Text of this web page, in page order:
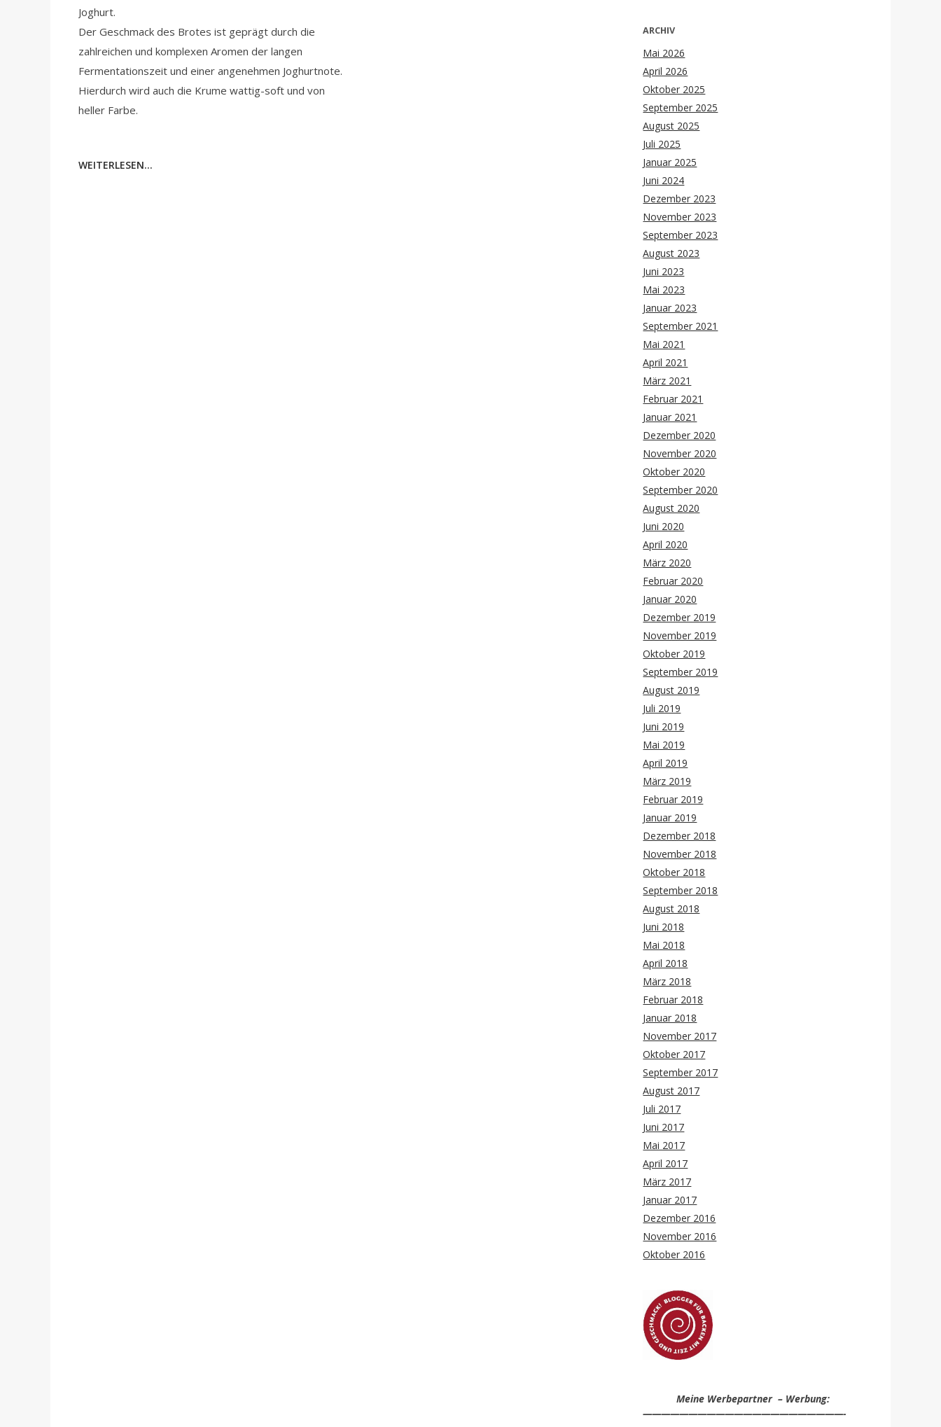
Joghurt.
Der Geschmack des Brotes ist geprägt durch die
zahlreichen und komplexen Aromen der langen
Fermentationszeit und einer angenehmen Joghurtnote.
Hierdurch wird auch die Krume wattig-soft und von
heller Farbe.
WEITERLESEN...
ARCHIV
Mai 2026
April 2026
Oktober 2025
September 2025
August 2025
Juli 2025
Januar 2025
Juni 2024
Dezember 2023
November 2023
September 2023
August 2023
Juni 2023
Mai 2023
Januar 2023
September 2021
Mai 2021
April 2021
März 2021
Februar 2021
Januar 2021
Dezember 2020
November 2020
Oktober 2020
September 2020
August 2020
Juni 2020
April 2020
März 2020
Februar 2020
Januar 2020
Dezember 2019
November 2019
Oktober 2019
September 2019
August 2019
Juli 2019
Juni 2019
Mai 2019
April 2019
März 2019
Februar 2019
Januar 2019
Dezember 2018
November 2018
Oktober 2018
September 2018
August 2018
Juni 2018
Mai 2018
April 2018
März 2018
Februar 2018
Januar 2018
November 2017
Oktober 2017
September 2017
August 2017
Juli 2017
Juni 2017
Mai 2017
April 2017
März 2017
Januar 2017
Dezember 2016
November 2016
Oktober 2016
Meine Werbepartner – Werbung:
——————————————————————-